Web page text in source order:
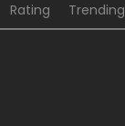
Rating Trending